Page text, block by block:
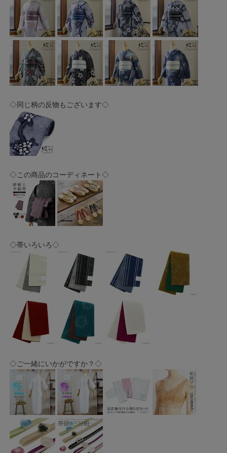
◇同じ柄の反物もございます◇
◇この商品のコーディネート◇
◇帯いろいろ◇
◇ご一緒にいかがですか？◇